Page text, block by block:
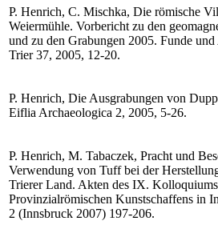
P. Henrich, C. Mischka, Die römische
Weiermühle. Vorbericht zu den
und zu den Grabungen 2005. Funde
Trier 37, 2005, 12-20.
P. Henrich, Die Ausgrabungen von
Eiflia Archaeologica 2, 2005, 5-26.
P. Henrich, M. Tabaczek, Pracht und
Verwendung von Tuff bei der
Trierer Land. Akten des IX.
Provinzialrömischen Kunstschaffens in
2 (Innsbruck 2007) 197-206.